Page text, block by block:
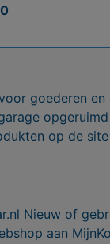
goederen en
op de site
Nieuw of
aan